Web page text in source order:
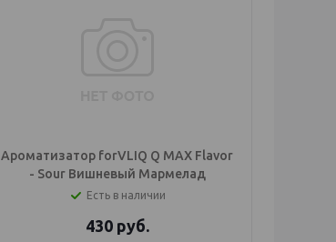
Ароматизатор forVLIQ Q MAX Flavor
- Sour Вишневый Мармелад
Есть в наличии
430руб.